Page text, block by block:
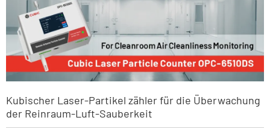
Kubischer Laser-Partikel zähler für die Überwachung
der Reinraum-Luft-Sauberkeit